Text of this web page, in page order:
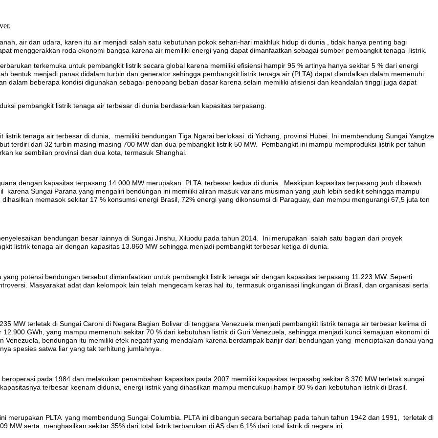
air dan udara, karen itu air menjadi salah satu kebutuhan pokok sehari-hari makhluk hidup di dunia , tidak hanya penting bagi
menggerakkan roda ekonomi bangsa karena air memiliki energi yang dapat dimanfaatkan sebagai sumber pembangkit tenaga listrik.
terkemuka untuk pembangkit listrik secara global karena memiliki efisiensi hampir 95 % artinya hanya sekitar 5 % dari energi
bentuk menjadi panas didalam turbin dan generator sehingga pembangkit listrik tenaga air (PLTA) dapat diandalkan dalam memenuhi
dalam beberapa kondisi digunakan sebagai penopang beban dasar karena selain memiliki afisiensi dan keandalan tinggi juga dapat
pembangkit listrik tenaga air terbesar di dunia berdasarkan kapasitas terpasang.
listrik tenaga air terbesar di dunia, memiliki bendungan Tiga Ngarai berlokasi di Yichang, provinsi Hubei. Ini membendung Sungai Yangtze
terdiri dari 32 turbin masing-masing 700 MW dan dua pembangkit listrik 50 MW. Pembangkit ini mampu memproduksi listrik per tahun
ke sembilan provinsi dan dua kota, termasuk Shanghai.
dengan kapasitas terpasang 14.000 MW merupakan PLTA terbesar kedua di dunia . Meskipun kapasitas terpasang jauh dibawah
karena Sungai Parana yang mengaliri bendungan ini memiliki aliran masuk varians musiman yang jauh lebih sedikit sehingga mampu
memasok sekitar 17 % konsumsi energi Brasil, 72% energi yang dikonsumsi di Paraguay, dan mempu mengurangi 67,5 juta ton
bendungan besar lainnya di Sungai Jinshu, Xiluodu pada tahun 2014. Ini merupakan salah satu bagian dari proyek
listrik tenaga air dengan kapasitas 13.860 MW sehingga menjadi pembangkit terbesar ketiga di dunia.
potensi bendungan tersebut dimanfaatkan untuk pembangkit listrik tenaga air dengan kapasitas terpasang 11.223 MW. Seperti
Masyarakat adat dan kelompok lain telah mengecam keras hal itu, termasuk organisasi lingkungan di Brasil, dan organisasi serta
MW terletak di Sungai Caroni di Negara Bagian Bolivar di tenggara Venezuela menjadi pembangkit listrik tenaga air terbesar kelima di
GWh, yang mampu memenuhi sekitar 70 % dari kebutuhan listrik di Guri Venezuela, sehingga menjadi kunci kemajuan ekonomi di
bendungan itu memiliki efek negatif yang mendalam karena berdampak banjir dari bendungan yang menciptakan danau yang
spesies satwa liar yang tak terhitung jumlahnya.
pada 1984 dan melakukan penambahan kapasitas pada 2007 memiliki kapasitas terpasabg sekitar 8.370 MW terletak sungai
terbesar keenam didunia, energi listrik yang dihasilkan mampu mencukupi hampir 80 % dari kebutuhan listrik di Brasil.
merupakan PLTA yang membendung Sungai Columbia. PLTA ini dibangun secara bertahap pada tahun tahun 1942 dan 1991, terletak di
MW serta menghasilkan sekitar 35% dari total listrik terbarukan di AS dan 6,1% dari total listrik di negara ini.